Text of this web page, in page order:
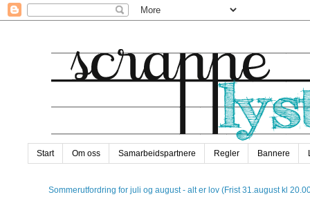
Start Om oss Samarbeidspartnere Regler Bannere
Sommerutfordring for juli og august - alt er lov (Frist 31.august kl